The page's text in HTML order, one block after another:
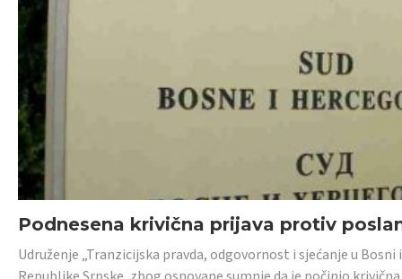
Podnesena krivična prijava protiv
Udruženje „Tranzicijska pravda, odgovornost i sjećanje u